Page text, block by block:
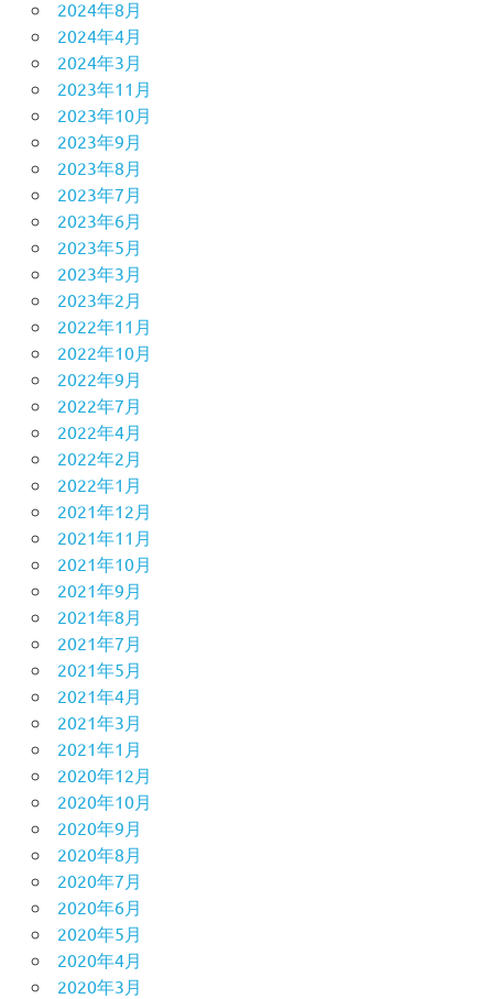
2024年8月
2024年4月
2024年3月
2023年11月
2023年10月
2023年9月
2023年8月
2023年7月
2023年6月
2023年5月
2023年3月
2023年2月
2022年11月
2022年10月
2022年9月
2022年7月
2022年4月
2022年2月
2022年1月
2021年12月
2021年11月
2021年10月
2021年9月
2021年8月
2021年7月
2021年5月
2021年4月
2021年3月
2021年1月
2020年12月
2020年10月
2020年9月
2020年8月
2020年7月
2020年6月
2020年5月
2020年4月
2020年3月